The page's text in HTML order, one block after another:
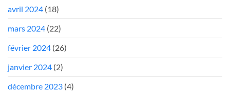
avril 2024 (18)
mars 2024 (22)
février 2024 (26)
janvier 2024 (2)
décembre 2023 (4)